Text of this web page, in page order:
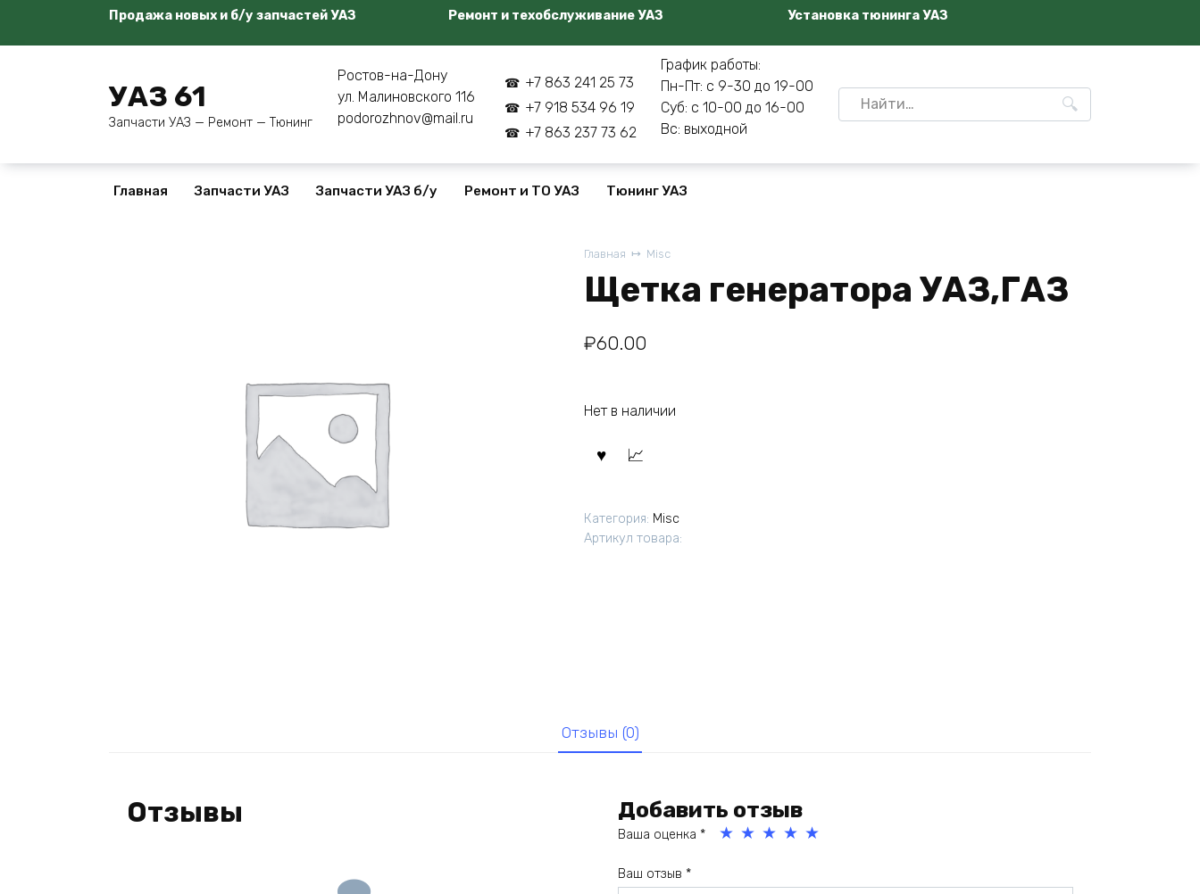
Продажа новых и б/у запчастей УАЗ Ремонт и техобслуживание УАЗ Установка тюнинга УАЗ
УАЗ 61
Запчасти УАЗ — Ремонт — Тюнинг
Ростов-на-Дону
ул. Малиновского 116
podorozhnov@mail.ru
+7 863 241 25 73
+7 918 534 96 19
+7 863 237 73 62
График работы:
Пн-Пт: с 9-30 до 19-00
Суб: с 10-00 до 16-00
Вс: выходной
Search
for:
Главная Запчасти УАЗ Запчасти УАЗ б/у Ремонт и ТО УАЗ Тюнинг УАЗ
Главная Misc
Щетка генератора УАЗ,ГАЗ
₽60.00
Нет в наличии
Категория: Misc
Артикул товара:
Отзывы (0)
Отзывы Добавить отзыв
Ваша оценка *
Ваш отзыв *